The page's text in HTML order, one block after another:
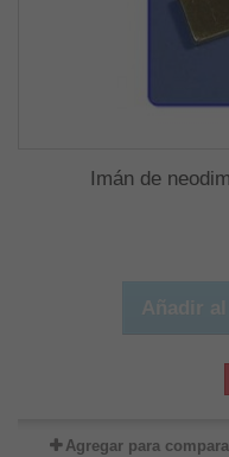
Imán de
Agregar para